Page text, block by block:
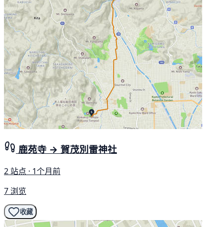
鹿苑寺 → 賀茂別雷神社
2 站点 · 1个月前
7 浏览
收藏